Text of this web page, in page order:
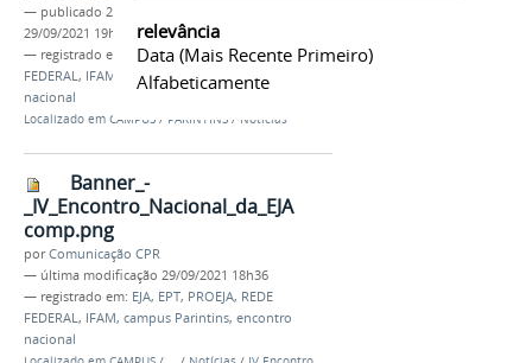
relevância
Data (mais Recente Primeiro)
Alfabeticamente
— publicado 29/09/2021
29/09/2021 19h14
— registrado em:
EJA,EPT,PROEJA,REDE
FEDERAL , IFAM campus Parintins
encontro
nacional
Localizado em CAMPUS / PARINTINS / Notícias
Banner_-
_IV_Encontro_Nacional_da_EJA
comp.png
porComunicação CPR
— última modificação 29/09/2021 18h36
— registrado em: EJA, EPT, PROEJA, REDE
FEDERAL , IFAM, campus Parintins, encontro
nacional